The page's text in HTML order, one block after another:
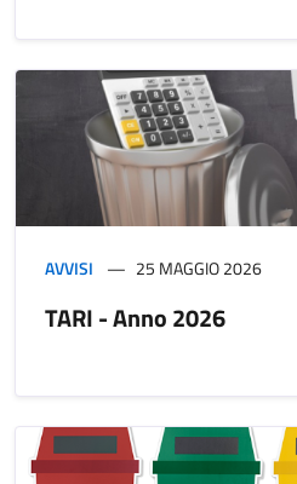
AVVISI 25 MAGGIO 2026
TARI - Anno 2026